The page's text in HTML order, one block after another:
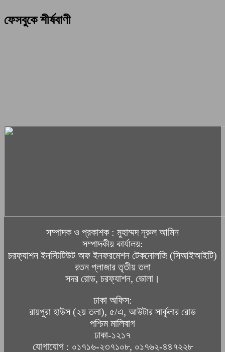
ফেসবুকে শীর্ষবাণী
সম্পাদক ও প্রকাশক : মুহাম্মদ নূরুল আমিন
সম্পাদকীয় কার্যালয়:
চরফ্যাশন ইনস্টিটিউট অফ ইনফরমেশন টেকনোলজি (সিআইআইটি)
রতন প্লাজার তৃতীয় তলা
সদর রোড, চরফ্যাশন, ভোলা।
ঢাকা অফিস:
রায়পুরা হাউস (২য় তলা), ৫/এ, আউটার সার্কুলার রোড
পশ্চিম মালিবাগ
ঢাকা-১২১৭
যোগাযোগ : ০১৭১৬-২৩৭১০৮, ০১৭৬২-৪৪৭২২৮